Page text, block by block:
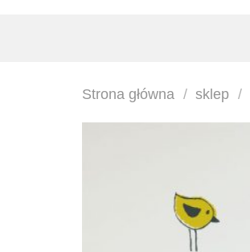
Strona główna / sklep /